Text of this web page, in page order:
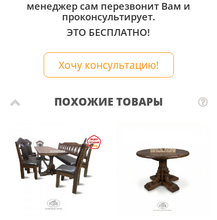
менеджер сам перезвонит Вам и
проконсультирует.
ЭТО БЕСПЛАТНО!
Хочу консультацию!
ПОХОЖИЕ ТОВАРЫ